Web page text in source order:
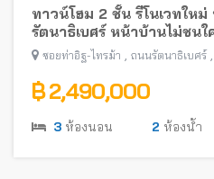
ทาวน์โฮม 2 ชั้น รีโนเวทให
รัตนาธิเบศร์ หน้าบ้านไม่ชน
อิฐ-ไทรม้า) พร้อมอยู่ ใกล้รถ
ซอยท่าอิฐ-ไทรม้า , ถนนรัตนาธิเบศร์ ,
฿ 2,490,000
3 ห้องนอน 2 ห้องน้ำ